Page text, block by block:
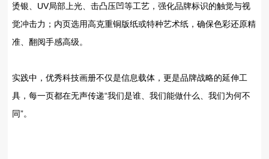
烫银、UV局部上光、击凸压凹‌等工艺，强化品牌标识的触觉与视
觉冲击力；内页选用高克重铜版纸或特种艺术纸，确保色彩还原精
准、翻阅手感高级。
实践中，优秀科技画册不仅是信息载体，更是品牌战略的延伸工
具，每一页都在无声传递“我们是谁、我们能做什么、我们为何不
同”。